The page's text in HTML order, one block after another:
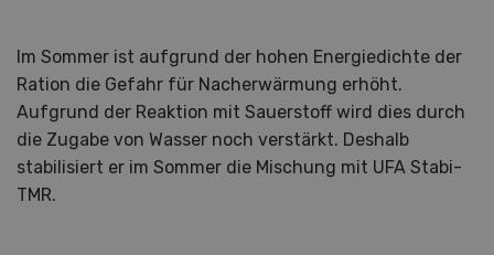
Im Sommer ist aufgrund der hohen Energiedichte der
Ration die Gefahr für Nacherwärmung erhöht.
Aufgrund der Reaktion mit Sauerstoff wird dies durch
die Zugabe von Wasser noch verstärkt. Deshalb
stabilisiert er im Sommer die Mischung mit UFA Stabi-
TMR.